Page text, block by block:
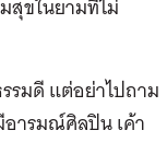
สุขในยามที่ไม่
รมดี แต่อย่าไปถาม
อารมณ์ศิลปิน เค้า